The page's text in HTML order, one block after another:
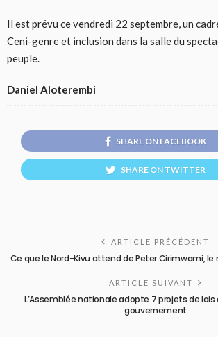
Il est prévu ce vendredi 22 septembre, un
Ceni-genre et inclusion dans la salle du
peuple.
Daniel Aloterembi
SHARE ON FACEBOOK
SHARE ON TWITTER
ARTICLE PRÉCÉDENT
Ce que le Nord-Kivu attend de Peter Cirimwami,
ARTICLE SUIVANT
L’Assemblée nationale adopte 7 projets de
gouvernement